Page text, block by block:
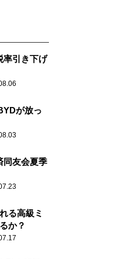
率引き下げ
が放っ
同友会夏季
る高級ミ
か？